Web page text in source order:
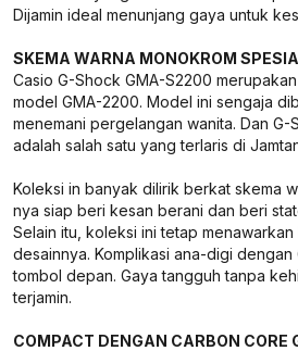
Dijamin ideal menunjang gaya untuk
SKEMA WARNA MONOKROM
Casio G-Shock GMA-S2200
model GMA-2200. Model ini sengaja
menemani pergelangan wanita. Dan G-
adalah salah satu yang terlaris di
Koleksi in banyak dilirik berkat skema
nya siap beri kesan berani dan beri
Selain itu, koleksi ini tetap
desainnya. Komplikasi ana-digi
tombol depan. Gaya tangguh tanpa
terjamin.
COMPACT DENGAN CARBON CORE